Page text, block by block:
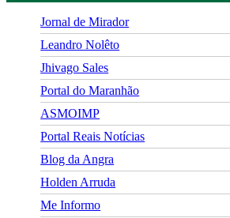
Jornal de Mirador
Leandro Nolêto
Jhivago Sales
Portal do Maranhão
ASMOIMP
Portal Reais Notí­cias
Blog da Angra
Holden Arruda
Me Informo